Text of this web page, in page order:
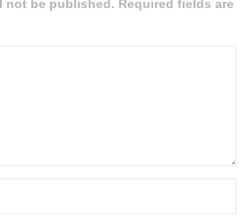
not be published. Required fields are